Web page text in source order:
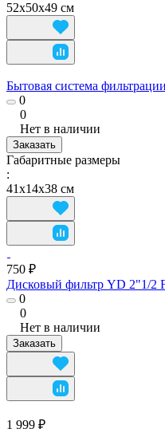
52х50х49 см
Бытовая система
0
0
Нет в наличии
Заказать
Габаритные размеры
:
41х14х38 см
750 ₽
Дисковый фильтр YD 2"1/2
0
0
Нет в наличии
Заказать
1 999 ₽